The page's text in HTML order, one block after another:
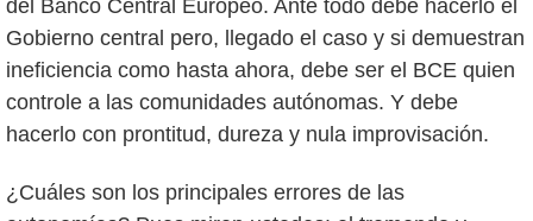
del Banco Central Europeo. Ante todo debe hacerlo el
Gobierno central pero, llegado el caso y si demuestran
ineficiencia como hasta ahora, debe ser el BCE quien
controle a las comunidades autónomas. Y debe
hacerlo con prontitud, dureza y nula improvisación.
¿Cuáles son los principales errores de las